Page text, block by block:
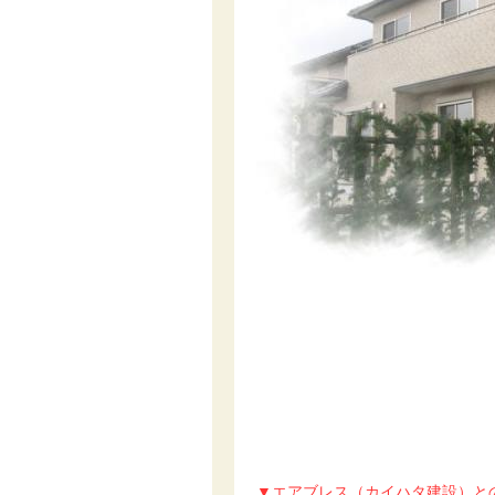
▼エアブレス（カイハタ建設）と